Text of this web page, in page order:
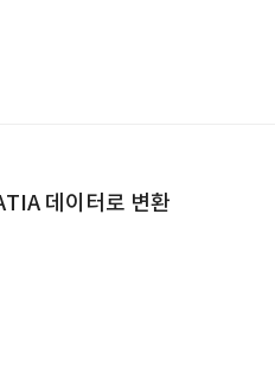
데이터로 변환